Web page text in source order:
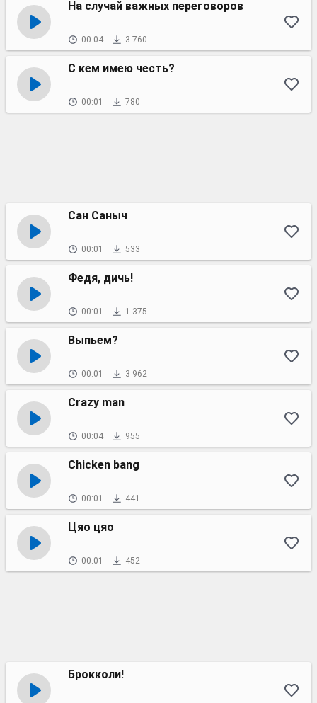
На случай важных переговоров
00:04 3 760
С кем имею честь?
00:01 780
Сан Саныч
00:01 533
Федя, дичь!
00:01 1 375
Выпьем?
00:01 3 962
Crazy man
00:04 955
Chicken bang
00:01 441
Цяо цяо
00:01 452
Брокколи!